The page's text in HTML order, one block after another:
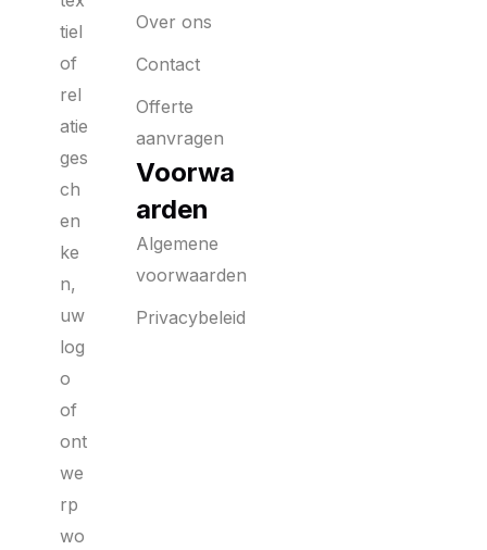
tiel
of
rel
atie
ges
ch
en
ke
n,
uw
log
o
of
ont
we
rp
wo
Over ons
Contact
Offerte
aanvragen
Voorwa
arden
Algemene
voorwaarden
Privacybeleid